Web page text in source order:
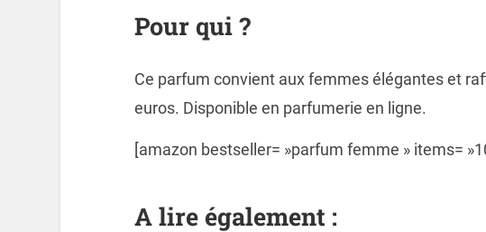
Pour qui ?
Ce parfum convient aux femmes élégantes et
euros. Disponible en parfumerie en ligne.
[amazon bestseller= »parfum femme » items=
A lire également :